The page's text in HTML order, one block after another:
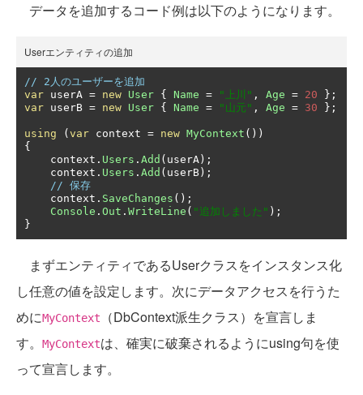
データを追加するコード例は以下のようになります。
Userエンティティの追加
// 2人のユーザーを追加
var userA = new User { Name = "上川" , Age = 20
};
var userB = new User { Name = "山元" , Age = 30 };
using ( var context = new MyContext ())
{
    context
. Users . Add ( userA );
    context
. Users . Add ( userB );
// 保存
    context
. SaveChanges ();
Console . Out . WriteLine ( "追加しました" );
}
まずエンティティであるUserクラスをインスタンス化
し任意の値を設定します。次にデータアクセスを行うた
めにMyContext
（DbContext派生クラス）を宣言しま
す。
MyContextは、確実に破棄されるようにusing句を使
って宣言します。